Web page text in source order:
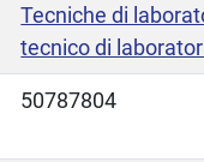
Tecniche di
tecnico di
50787804